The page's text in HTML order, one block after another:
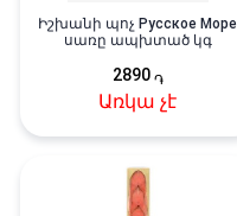
Իշխանի պոչ Русское Море
սառը ապխտած կգ
2890 ֏
Առկա չէ